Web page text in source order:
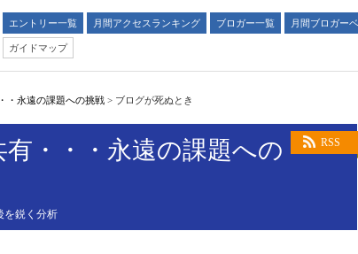
エントリー一覧 月間アクセスランキング ブロガー一覧
月間ブロガー
ガイドマップ
・永遠の課題への挑戦 > ブログが死ぬとき
RSS
・・・永遠の課題への
を鋭く分析